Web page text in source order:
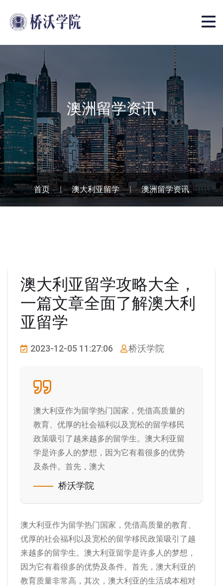
澳洲留学资讯
首页 | 澳大利亚留学 | 澳洲留学资讯
澳大利亚留学攻略大全，
一篇文章全面了解澳大利
亚留学
2023-12-05 11:27:06 桥沃学院
澳大利亚作为留学热门国家，凭借高质量的
教育、优厚的社会福利以及宽松的留学移民
政策吸引了越来越多的留学生。澳大利亚留
学是许多人的梦想，因为它有着很多的优势
及条件。首先，澳大
桥沃学院
澳大利亚作为留学热门国家，凭借高质量的教育、
优厚的社会福利以及宽松的留学移民政策吸引了越
来越多的留学生。澳大利亚留学是许多人的梦想，
因为它有着很多的优势及条件。首先，澳大利亚的
教育质量非常高，其次，澳大利亚的生活成本相对